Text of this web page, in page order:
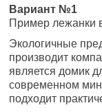
Вариант №1
Пример лежанки
Экологичные
производит
является домик
современном
подходит